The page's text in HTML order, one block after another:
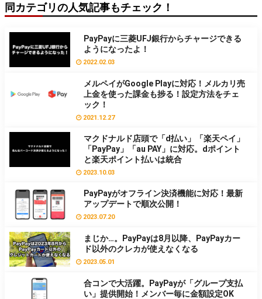
同カテゴリの人気記事もチェック！
PayPayに三菱UFJ銀行からチャージできる
ようになったよ！
2022.02.03
メルペイがGoogle Playに対応！メルカリ売
上金を使った課金も捗る！設定方法をチェ
ック！
2021.12.27
マクドナルド店頭で「d払い」「楽天ペイ」
「PayPay」「au PAY」に対応。dポイント
と楽天ポイント払いは統合
2023.10.03
PayPayがオフライン決済機能に対応！最新
アップデートで順次公開！
2023.07.20
まじか…。PayPayは8月以降、PayPayカー
ド以外のクレカが使えなくなる
2023.05.01
合コンで大活躍。PayPayが「グループ支払
い」提供開始！メンバー毎に金額設定OK